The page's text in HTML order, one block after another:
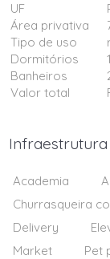
UF
Área privativa
Tipo de uso
Dormitórios
1
Banheiros
Valor total
Infraestrutura
Academia
Churrasqueira
Delivery
Market
Pet